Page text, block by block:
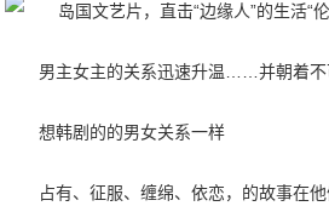
男主女主的关系迅速升温……并朝着不
想韩剧的的男女关系一样
占有、征服、缠绵、依恋，的故事在他